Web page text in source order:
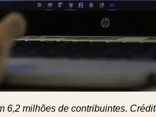
6,2 milhões de contribuintes.